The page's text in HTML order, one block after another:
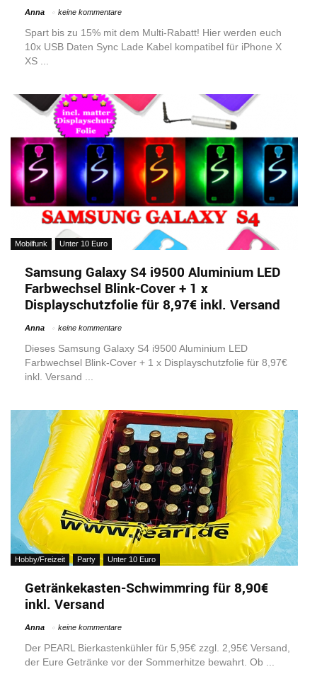
Anna keine kommentare
Spart bis zu 15% mit dem Multi-Rabatt! Hier werden euch
10x USB Daten Sync Lade Kabel kompatibel für iPhone X
XS ...
Mobilfunk Unter 10 Euro
Samsung Galaxy S4 i9500 Aluminium LED
Farbwechsel Blink-Cover + 1 x
Displayschutzfolie für 8,97€ inkl. Versand
Anna keine kommentare
Dieses Samsung Galaxy S4 i9500 Aluminium LED
Farbwechsel Blink-Cover + 1 x Displayschutzfolie für 8,97€
inkl. Versand ...
Hobby/Freizeit Party Unter 10 Euro
Getränkekasten-Schwimmring für 8,90€
inkl. Versand
Anna keine kommentare
Der PEARL Bierkastenkühler für 5,95€ zzgl. 2,95€ Versand,
der Eure Getränke vor der Sommerhitze bewahrt. Ob ...